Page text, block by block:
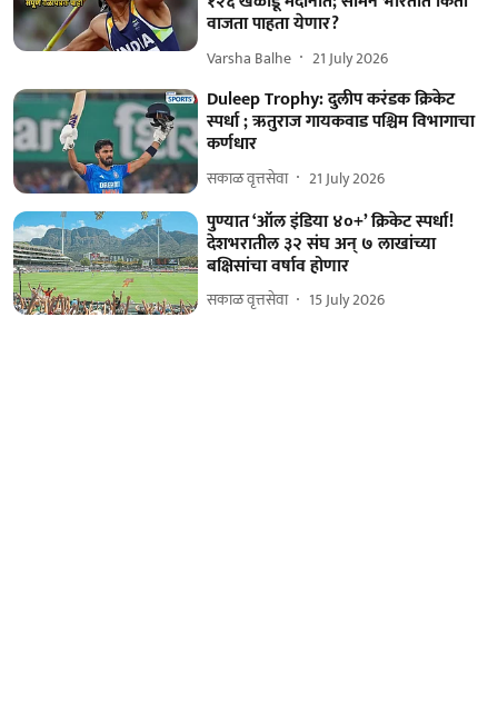
वाजता पाहता येणार?
Varsha Balhe 21 July 2026
Duleep Trophy: दुलीप करंडक क्रिकेट
स्पर्धा ; ऋतुराज गायकवाड पश्चिम विभागाचा
कर्णधार
सकाळ वृत्तसेवा 21 July 2026
पुण्यात ‘ऑल इंडिया ४०+’ क्रिकेट स्पर्धा!
देशभरातील ३२ संघ अन्‌ ७ लाखांच्या
बक्षिसांचा वर्षाव होणार
सकाळ वृत्तसेवा 15 July 2026